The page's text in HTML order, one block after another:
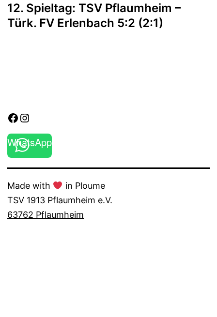
12. Spieltag: TSV Pflaumheim –
Türk. FV Erlenbach 5:2 (2:1)
Facebook
Instagram
WhatsApp
Made with
in Ploume
TSV 1913 Pflaumheim e.V.
63762 Pflaumheim